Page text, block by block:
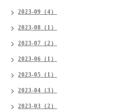
2023-09（4）
2023-08（1）
2023-07（2）
2023-06（1）
2023-05（1）
2023-04（3）
2023-03（2）